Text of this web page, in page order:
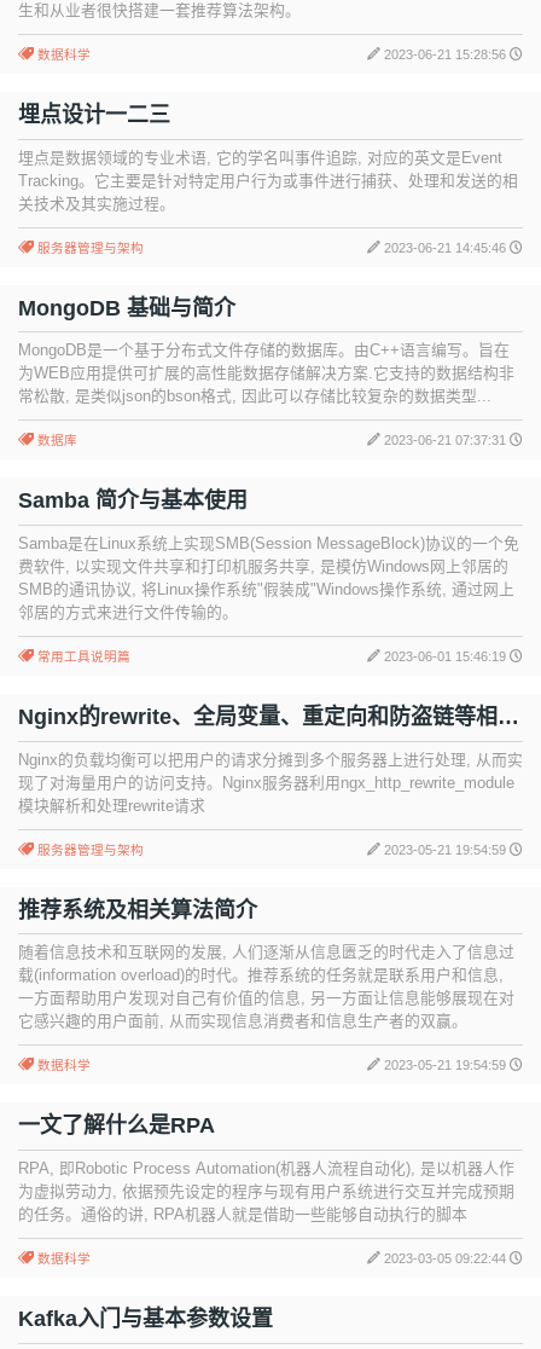
生和从业者很快搭建一套推荐算法架构。
数据科学 2023-06-21 15:28:56
埋点设计一二三
埋点是数据领域的专业术语, 它的学名叫事件追踪, 对应的英文是Event
Tracking。它主要是针对特定用户行为或事件进行捕获、处理和发送的相
关技术及其实施过程。
服务器管理与架构 2023-06-21 14:45:46
MongoDB 基础与简介
MongoDB是一个基于分布式文件存储的数据库。由C++语言编写。旨在
为WEB应用提供可扩展的高性能数据存储解决方案.它支持的数据结构非
常松散, 是类似json的bson格式, 因此可以存储比较复杂的数据类型...
数据库 2023-06-21 07:37:31
Samba 简介与基本使用
Samba是在Linux系统上实现SMB(Session MessageBlock)协议的一个免
费软件, 以实现文件共享和打印机服务共享, 是模仿Windows网上邻居的
SMB的通讯协议, 将Linux操作系统"假装成"Windows操作系统, 通过网上
邻居的方式来进行文件传输的。
常用工具说明篇 2023-06-01 15:46:19
Nginx的rewrite、全局变量、重定向和防盗链等相关
功能
Nginx的负载均衡可以把用户的请求分摊到多个服务器上进行处理, 从而实
现了对海量用户的访问支持。Nginx服务器利用ngx_http_rewrite_module
模块解析和处理rewrite请求
服务器管理与架构 2023-05-21 19:54:59
推荐系统及相关算法简介
随着信息技术和互联网的发展, 人们逐渐从信息匮乏的时代走入了信息过
载(information overload)的时代。推荐系统的任务就是联系用户和信息,
一方面帮助用户发现对自己有价值的信息, 另一方面让信息能够展现在对
它感兴趣的用户面前, 从而实现信息消费者和信息生产者的双赢。
数据科学 2023-05-21 19:54:59
一文了解什么是RPA
RPA, 即Robotic Process Automation(机器人流程自动化), 是以机器人作
为虚拟劳动力, 依据预先设定的程序与现有用户系统进行交互并完成预期
的任务。通俗的讲, RPA机器人就是借助一些能够自动执行的脚本
数据科学 2023-03-05 09:22:44
Kafka入门与基本参数设置